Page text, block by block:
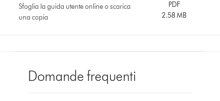
Sfoglia la guida utente online o scarica
una copia
PDF
2.58 MB
Domande frequenti